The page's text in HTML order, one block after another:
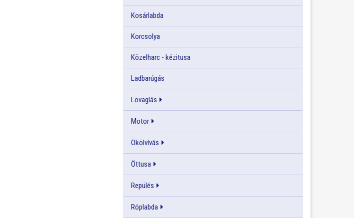
Kosárlabda
Korcsolya
Közelharc - kézitusa
Ladbarúgás
Lovaglás
Motor
Ökölvívás
Öttusa
Repülés
Röplabda